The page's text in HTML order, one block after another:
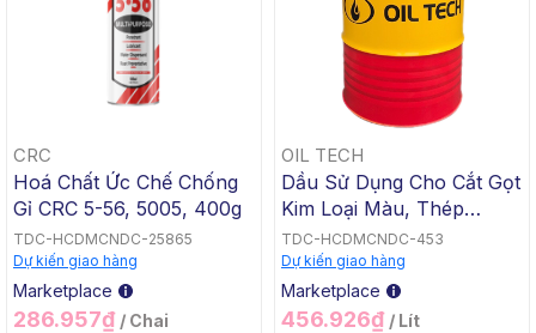
CRC
Hoá Chất Ức Chế Chống
Gỉ CRC 5-56, 5005, 400g
TDC-HCDMCNDC-25865
Dự kiến giao hàng
Marketplace
286.957₫ / Chai
OIL TECH
Dầu Sử Dụng Cho Cắt Gọt
Kim Loại Màu, Thép
Không Pha Nước OIL
TECH FULLY SYNTHETIC
CU - AL 3200, 200 L /
Phuy
TDC-HCDMCNDC-453
Dự kiến giao hàng
Marketplace
456.926₫ / Lít